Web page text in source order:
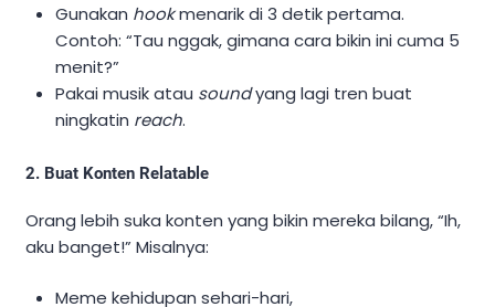
Gunakan hookmenarik di 3 detik pertama.
Contoh: “Tau nggak, gimana cara bikin ini cuma 5
menit?”
Pakai musik atau soundyang lagi tren buat
ningkatin reach.
2. Buat Konten Relatable
Orang lebih suka konten yang bikin mereka bilang, “Ih,
aku banget!” Misalnya:
Meme kehidupan sehari-hari,